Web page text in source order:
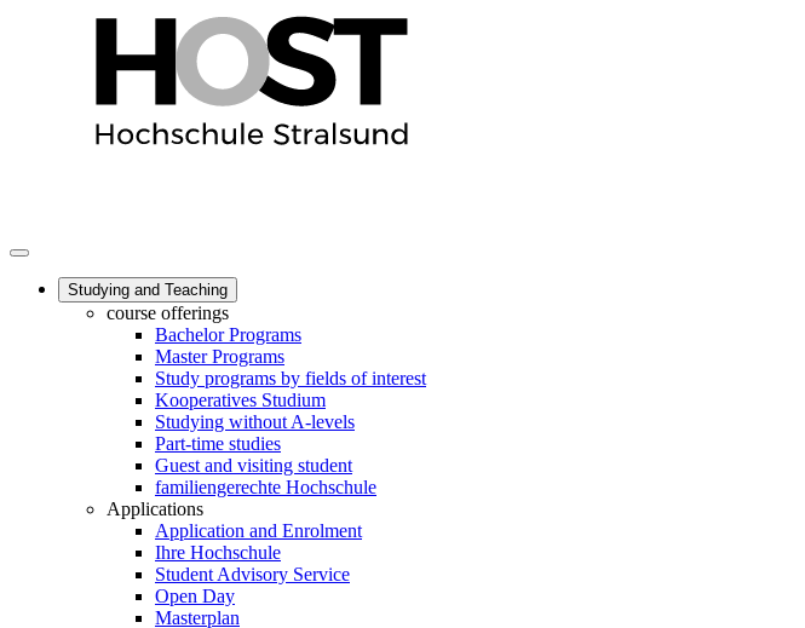
Studying and Teaching
course offerings
Bachelor Programs
Master Programs
Study programs by fields of interest
Kooperatives Studium
Studying without A-levels
Part-time studies
Guest and visiting student
familiengerechte Hochschule
Applications
Application and Enrolment
Ihre Hochschule
Student Advisory Service
Open Day
Masterplan